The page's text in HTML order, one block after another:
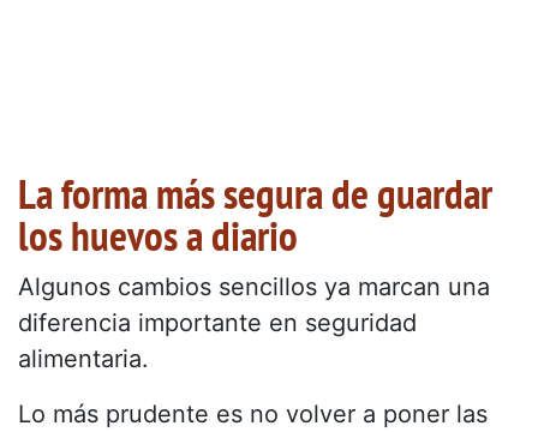
La forma más segura de guardar
los huevos a diario
Algunos cambios sencillos ya marcan una
diferencia importante en seguridad
alimentaria.
Lo más prudente es no volver a poner las